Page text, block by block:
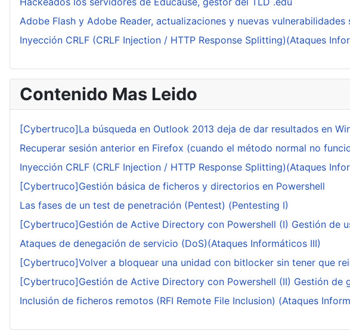
Adobe Flash y Adobe Reader, actualizaciones y nuevas
Inyección CRLF (CRLF Injection / HTTP Response Splitting)(Ataques
Contenido Mas Leido
[Cybertruco]La búsqueda en Outlook 2013 deja de dar resultados en
Recuperar sesión anterior en Firefox (cuando el método normal no
Inyección CRLF (CRLF Injection / HTTP Response Splitting)(Ataques
[Cybertruco]Gestión básica de ficheros y directorios en Powershell
Las fases de un test de penetración (Pentest) (Pentesting I)
[Cybertruco]Gestión de Active Directory con Powershell (I) Gestión de
Ataques de denegación de servicio (DoS)(Ataques Informáticos III)
[Cybertruco]Volver a bloquear una unidad con bitlocker sin tener que
[Cybertruco]Gestión de Active Directory con Powershell (II) Gestión de
Inclusión de ficheros remotos (RFI Remote File Inclusion) (Ataques